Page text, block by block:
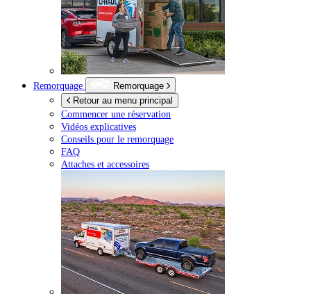
Remorquage
Remorquage
Retour au menu principal
Commencer une réservation
Vidéos explicatives
Conseils pour le remorquage
FAQ
Attaches et accessoires